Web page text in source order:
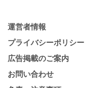
運営者情報
プライバシーポリシー
広告掲載のご案内
お問い合わせ